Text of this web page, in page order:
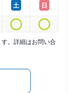
土
日
。詳細はお問い合